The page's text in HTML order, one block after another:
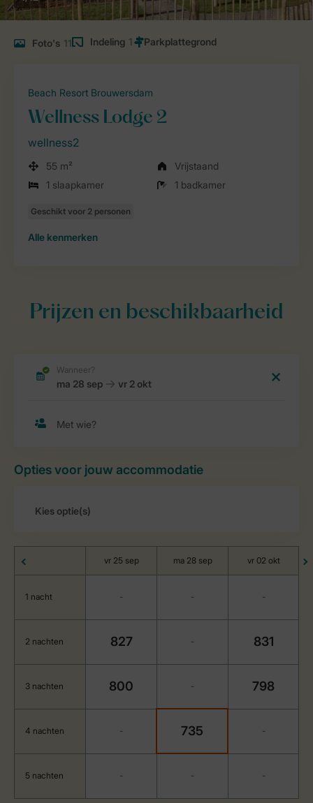
Foto's 11 Indeling 1
Beach Resort Brouwersdam
Wellness Lodge 2
wellness2
55 m²
Vrijstaand
1 slaapkamer
1 badkamer
Alle kenmerken
Prijzen en beschikbaarheid
Opties voor jouw accommodatie
vr 25 sep ma 28 sep vr 02 okt
1 nacht - - -
2 nachten 827 - 831
3 nachten 800 - 798
4 nachten - 735 -
5 nachten - - -